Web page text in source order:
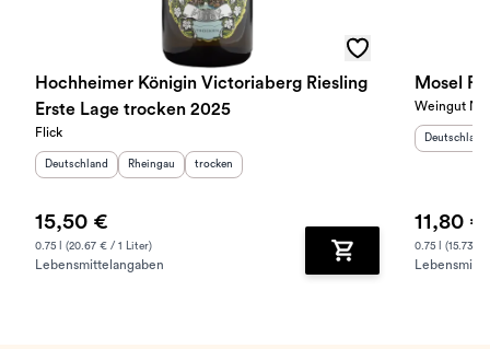
Hochheimer Königin Victoriaberg Riesling
Erste Lage trocken 2025
Flick
Herkunftsland
Deutschland Herkunftsregion:
Rheingau Geschmack
trocken
15,50 €
0.75 l (20.67 € / 1 Liter)
Lebensmittelangaben Zum Warenkorb
Mosel
Weingut Nik
Deutschland
11,80 €
0.75 l (15.73 €